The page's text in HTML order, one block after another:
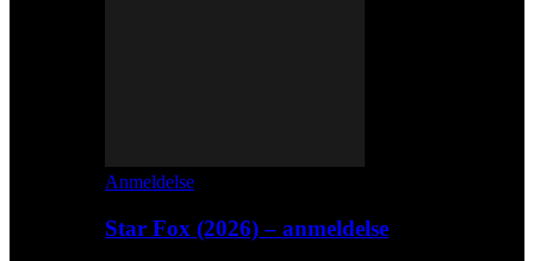
Anmeldelse
Star Fox (2026) – anmeldelse